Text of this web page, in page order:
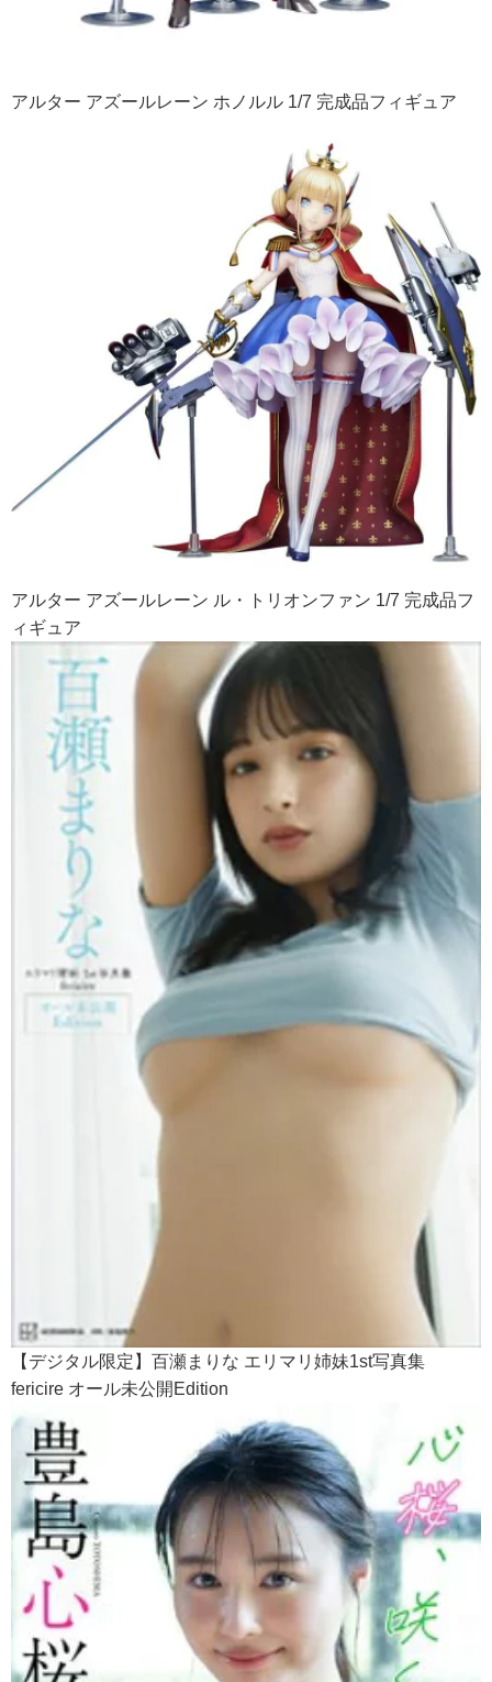
アルター アズールレーン ホノルル 1/7 完成品フィギュア
アルター アズールレーン ル・トリオンファン 1/7 完成品フ
ィギュア
【デジタル限定】百瀬まりな エリマリ姉妹1st写真集
fericire オール未公開Edition